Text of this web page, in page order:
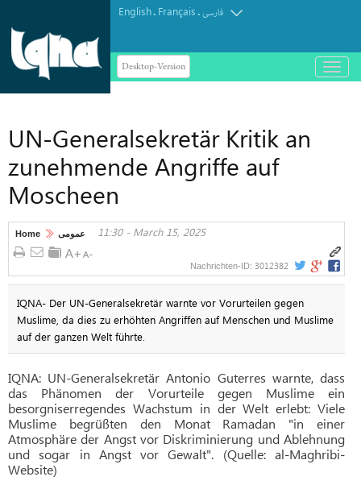
English. Français.فارسی
Desktop-Version
باز
و
UN-Generalsekretär Kritik an
zunehmende Angriffe auf
Moscheen
Home عمومی 11:30 - March 15, 2025
Nachrichten-ID: 3012382
IQNA- Der UN-Generalsekretär warnte vor Vorurteilen gegen
Muslime, da dies zu erhöhten Angriffen auf Menschen und Muslime
auf der ganzen Welt führte.
IQNA: UN-Generalsekretär Antonio Guterres warnte, dass
das Phänomen der Vorurteile gegen Muslime ein
besorgniserregendes Wachstum in der Welt erlebt: Viele
Muslime begrüßten den Monat Ramadan "in einer
Atmosphäre der Angst vor Diskriminierung und Ablehnung
und sogar in Angst vor Gewalt". (Quelle: al-Maghribi-
Website)